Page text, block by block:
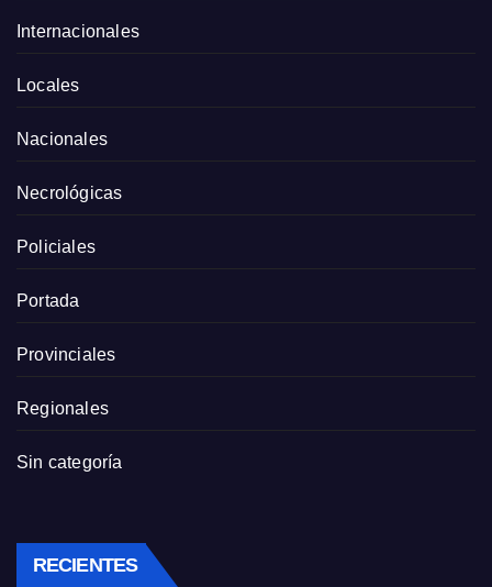
Internacionales
Locales
Nacionales
Necrológicas
Policiales
Portada
Provinciales
Regionales
Sin categoría
RECIENTES